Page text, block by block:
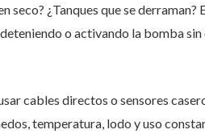
seco? ¿Tanques que se derraman?
o activando la bomba sin
cables directos o sensores
temperatura, lodo y uso